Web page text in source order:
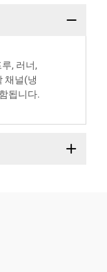
, 러너,
채널(냉
됩니다.